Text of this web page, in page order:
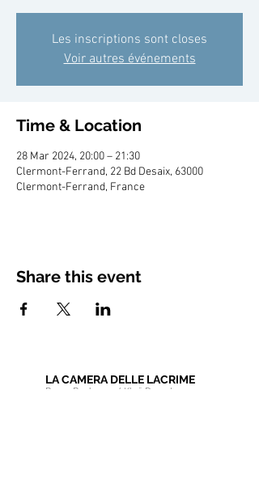
Les inscriptions sont closes
Voir autres événements
Time & Location
28 Mar 2024, 20:00 – 21:30
Clermont-Ferrand, 22 Bd Desaix, 63000
Clermont-Ferrand, France
Share this event
LA CAMERA DELLE LACRIME
Bruno Bonhoure / Khaï-Dong Luong